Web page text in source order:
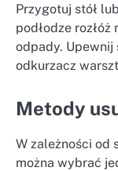
Przygotuj stół
podłodze
odpady. Upewnij
odkurzacz
Metody
W zależności od
można wybrać